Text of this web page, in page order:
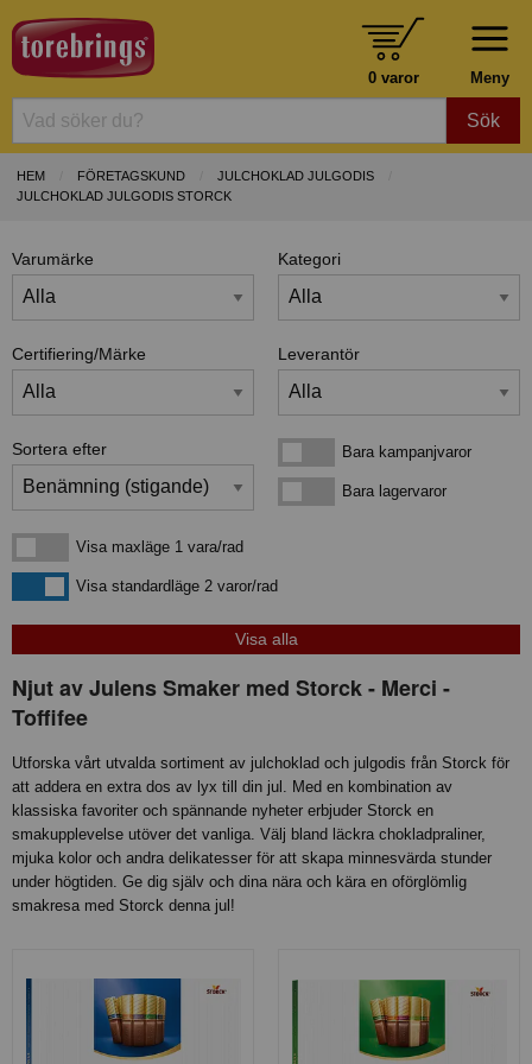
Meny
0 varor
Sök
HEM FÖRETAGSKUND
JULCHOKLAD JULGODIS
JULCHOKLAD JULGODIS STORCK
Varumärke Kategori
Certifiering/Märke Leverantör
Sortera efter Bara kampanjvarorBara kampanjvaror
Bara lagervarorBara lagervaror
Visa maxläge 1 vara/rad
Visa maxläge 1 vara/rad
Visa standardlägeVisa standardläge 2 varor/rad
Njut av Julens Smaker med Storck - Merci -
Toffifee
Utforska vårt utvalda sortiment av julchoklad och julgodis från Storck för
att addera en extra dos av lyx till din jul. Med en kombination av
klassiska favoriter och spännande nyheter erbjuder Storck en
smakupplevelse utöver det vanliga. Välj bland läckra chokladpraliner,
mjuka kolor och andra delikatesser för att skapa minnesvärda stunder
under högtiden. Ge dig själv och dina nära och kära en oförglömlig
smakresa med Storck denna jul!